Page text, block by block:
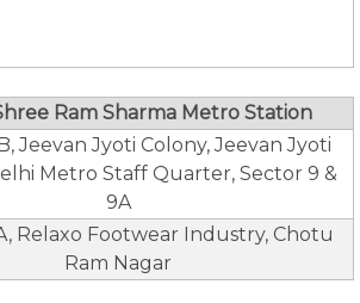
Ram Sharma Metro Station
Jeevan Jyoti Colony, Jeevan Jyoti
Metro Staff Quarter, Sector 9 &
9A
Relaxo Footwear Industry, Chotu
Ram Nagar